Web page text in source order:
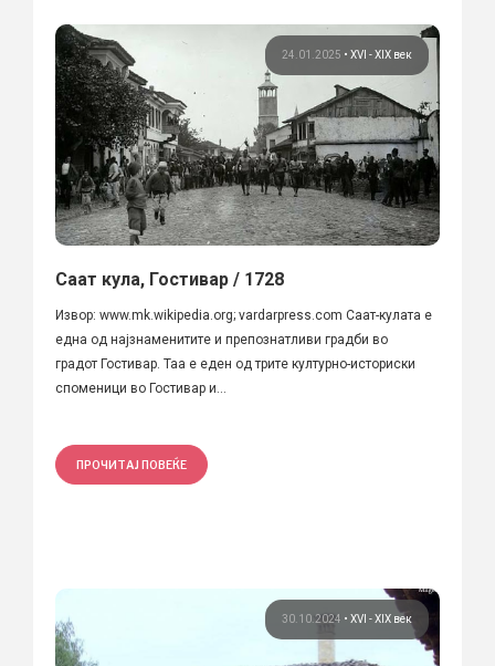
24.01.2025 • XVI - XIX век
Саат кула, Гостивар / 1728
Извор: www.mk.wikipedia.org; vardarpress.com Саат-кулата е
една од најзнаменитите и препознатливи градби во
градот Гостивар. Таа е еден од трите културно-историски
споменици во Гостивар и...
ПРОЧИТАЈ ПОВЕЌЕ
30.10.2024 • XVI - XIX век